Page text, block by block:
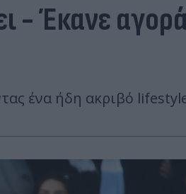
- Έκανε
ένα ήδη ακριβό